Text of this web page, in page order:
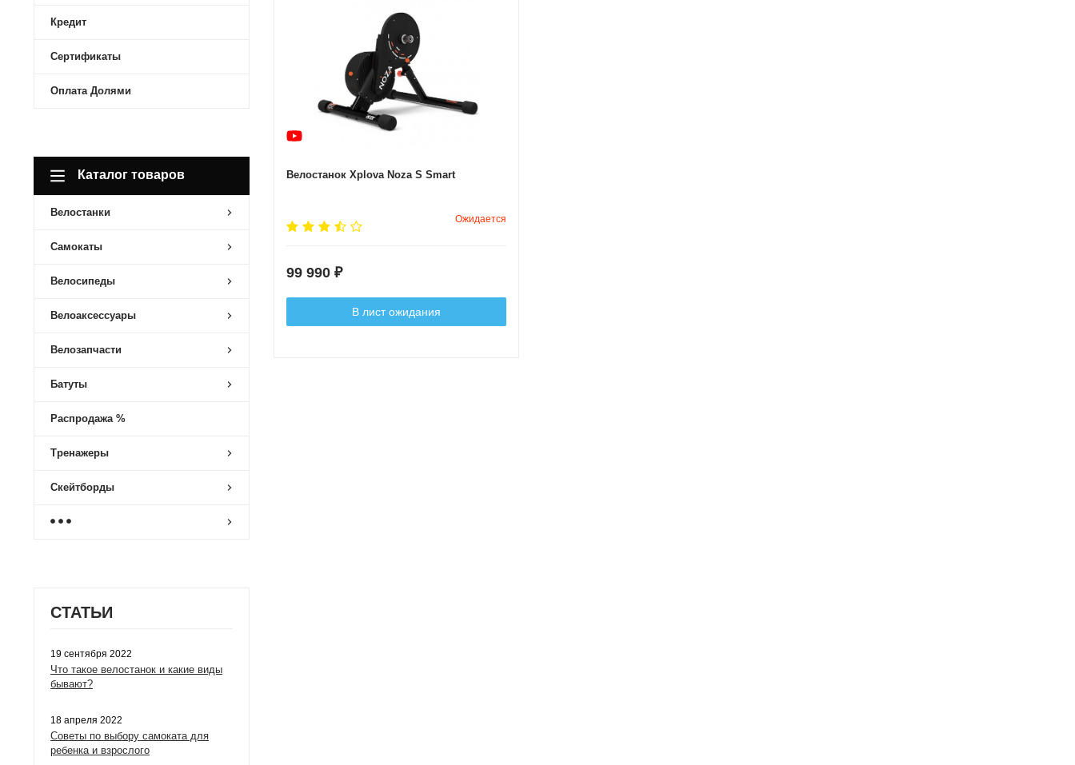
Кредит
Сертификаты
Оплата Долями
Каталог товаров
Велостанки
Самокаты
Велосипеды
Велоаксессуары
Велозапчасти
Батуты
Распродажа %
Тренажеры
Скейтборды
СТАТЬИ
19 сентября 2022
Что такое велостанок и какие виды
бывают?
18 апреля 2022
Советы по выбору самоката для
ребенка и взрослого
Велостанок Xplova Noza S Smart
Ожидается
99 990 ₽
В лист ожидания